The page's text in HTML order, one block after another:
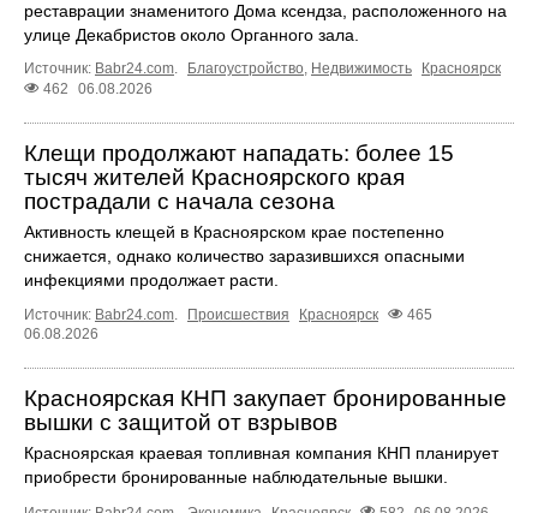
реставрации знаменитого Дома ксендза, расположенного на
улице Декабристов около Органного зала.
Источник: Babr24.com. Благоустройство, Недвижимость
Красноярск
462
06.08.2026
Клещи продолжают нападать: более 15
тысяч жителей Красноярского края
пострадали с начала сезона
Активность клещей в Красноярском крае постепенно
снижается, однако количество заразившихся опасными
инфекциями продолжает расти.
Источник: Babr24.com. Происшествия Красноярск
465
06.08.2026
Красноярская КНП закупает бронированные
вышки с защитой от взрывов
Красноярская краевая топливная компания КНП планирует
приобрести бронированные наблюдательные вышки.